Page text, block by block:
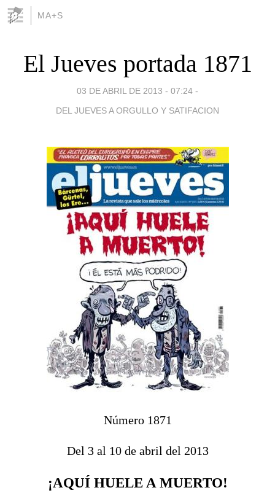
MA+S
El Jueves portada 1871
03 DE ABRIL DE 2013 - 07:24 -
DEL JUEVES A ORGULLO Y SATIFACION
Número 1871
Del 3 al 10 de abril del 2013
¡AQUÍ HUELE A MUERTO!